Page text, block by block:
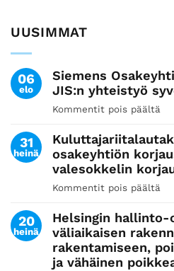
UUSIMMAT
06
elo
Siemens
JIS:n yhteistyö
Kommentit pois päältä
ja
31
heinä
osakeyhtiön
valesokkelin
Kommentit pois päältä
20
heinä
Helsingin hallinto-
väliaikaisen
rakentamiseen,
ja vähäinen